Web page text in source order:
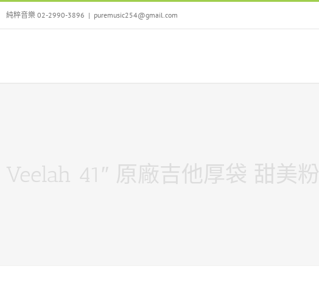
Skip
content
純粹音樂 02-2990-3896 | puremusic254@gmail.com
Veelah 41″ 原廠吉他厚袋 甜美粉